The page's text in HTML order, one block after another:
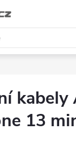
kabely
13